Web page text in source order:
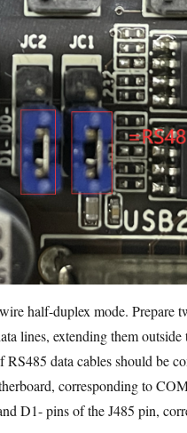
half-duplex mode. Prepare
lines, extending them
RS485 data cables should be
corresponding to
D1- pins of the J485 pin,